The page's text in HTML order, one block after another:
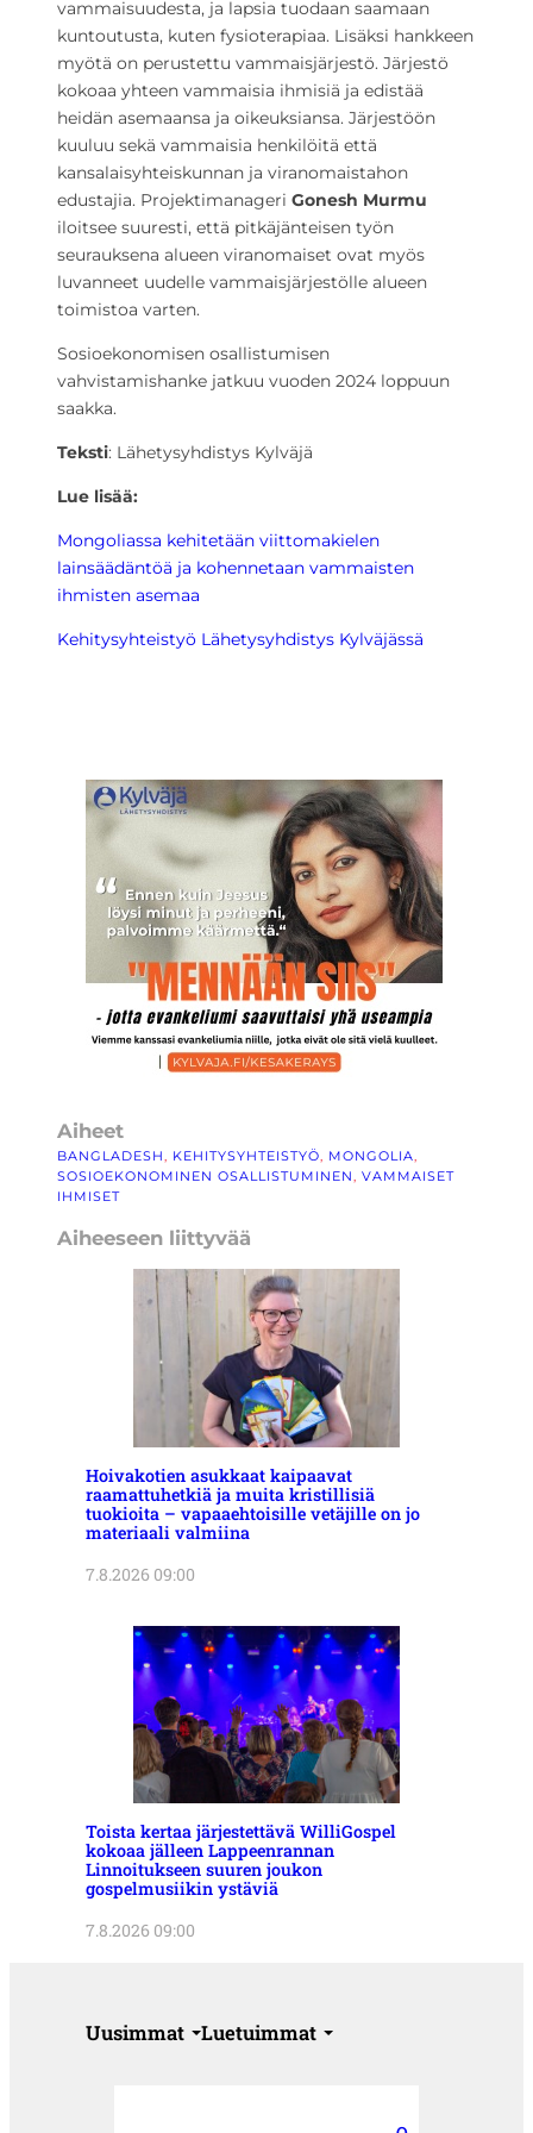
vammaisuudesta, ja lapsia tuodaan saamaan
kuntoutusta, kuten fysioterapiaa. Lisäksi hankkeen
myötä on perustettu vammaisjärjestö. Järjestö
kokoaa yhteen vammaisia ihmisiä ja edistää
heidän asemaansa ja oikeuksiansa. Järjestöön
kuuluu sekä vammaisia henkilöitä että
kansalaisyhteiskunnan ja viranomaistahon
edustajia. Projektimanageri Gonesh Murmu
iloitsee suuresti, että pitkäjänteisen työn
seurauksena alueen viranomaiset ovat myös
luvanneet uudelle vammaisjärjestölle alueen
toimistoa varten.
Sosioekonomisen osallistumisen
vahvistamishanke jatkuu vuoden 2024 loppuun
saakka.
Teksti: Lähetysyhdistys Kylväjä
Lue lisää:
Mongoliassa kehitetään viittomakielen
lainsäädäntöä ja kohennetaan vammaisten
ihmisten asemaa
Kehitysyhteistyö Lähetysyhdistys Kylväjässä
Aiheet
BANGLADESH, KEHITYSYHTEISTYÖ, MONGOLIA
SOSIOEKONOMINEN OSALLISTUMINEN, VAMMAISET
IHMISET
Aiheeseen liittyvää
Hoivakotien asukkaat kaipaavat
raamattuhetkiä ja muita kristillisiä
tuokioita – vapaaehtoisille vetäjille on jo
materiaali valmiina
7.8.2026 09:00
Toista kertaa järjestettävä WilliGospel
kokoaa jälleen Lappeenrannan
Linnoitukseen suuren joukon
gospelmusiikin ystäviä
7.8.2026 09:00
Uusimmat Luetuimmat